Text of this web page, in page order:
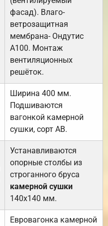
фасад). Влаго-
ветрозащитная
мембрана- Ондутис
А100. Монтаж
вентиляционных
решёток.
Ширина 400 мм.
Подшиваются
вагонкой камерной
сушки, сорт АВ.
Устанавливаются
опорные столбы из
строганного бруса
камерной сушки
140х140 мм.
Евровагонка камерной